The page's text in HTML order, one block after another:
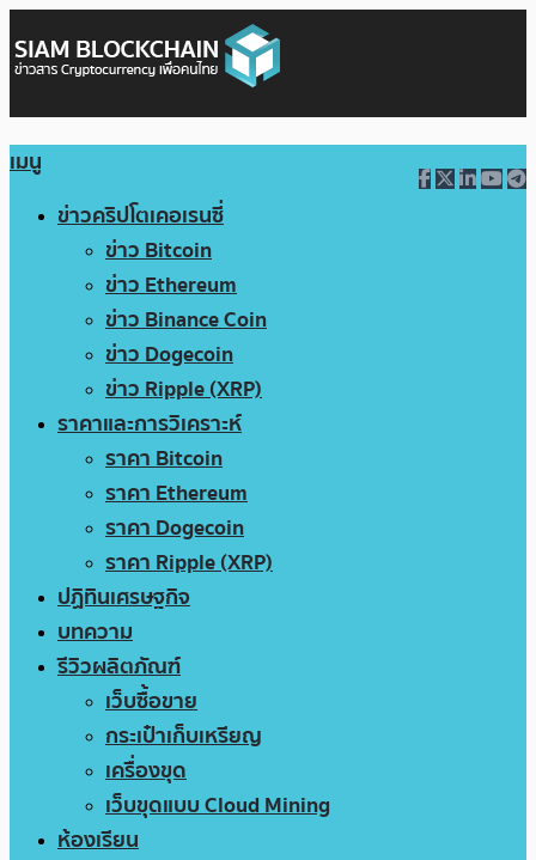
เมนู
ข่าวคริปโตเคอเรนซี่
ข่าว Bitcoin
ข่าว Ethereum
ข่าว Binance Coin
ข่าว Dogecoin
ข่าว Ripple (XRP)
ราคาและการวิเคราะห์
ราคา Bitcoin
ราคา Ethereum
ราคา Dogecoin
ราคา Ripple (XRP)
ปฏิทินเศรษฐกิจ
บทความ
รีวิวผลิตภัณฑ์
เว็บซื้อขาย
กระเป๋าเก็บเหรียญ
เครื่องขุด
เว็บขุดแบบ Cloud Mining
ห้องเรียน